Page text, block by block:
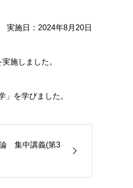
実施日：2024年8月20日
施しました。
を学びました。
集中講義(第3